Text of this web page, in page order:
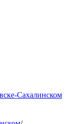
Сахалинском